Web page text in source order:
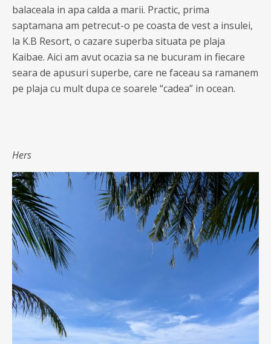
balaceala in apa calda a marii. Practic, prima
saptamana am petrecut-o pe coasta de vest a insulei,
la K.B Resort, o cazare superba situata pe plaja
Kaibae. Aici am avut ocazia sa ne bucuram in fiecare
seara de apusuri superbe, care ne faceau sa ramanem
pe plaja cu mult dupa ce soarele “cadea” in ocean.
Hers